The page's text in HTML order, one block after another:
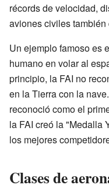
récords de velocidad,
aviones civiles
Un ejemplo famoso es
humano en volar al
principio, la FAI no
en la Tierra con la
reconoció como el
la FAI creó la "Medalla
los mejores
Clases de